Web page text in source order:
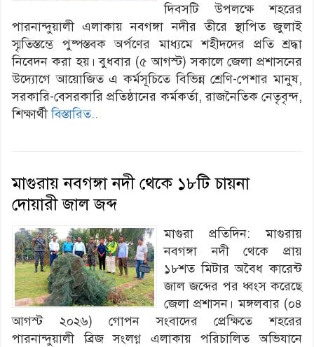
দিবসটি উপলক্ষে শহরের
পারনান্দুয়ালী এলাকায় নবগঙ্গা নদীর তীরে স্থাপিত জুলাই
স্মৃতিস্তম্ভে পুষ্পস্তবক অর্পণের মাধ্যমে শহীদদের প্রতি শ্রদ্ধা
নিবেদন করা হয়। বুধবার (৫ আগস্ট) সকালে জেলা প্রশাসনের
উদ্যোগে আয়োজিত এ কর্মসূচিতে বিভিন্ন শ্রেণি-পেশার মানুষ,
সরকারি-বেসরকারি প্রতিষ্ঠানের কর্মকর্তা, রাজনৈতিক নেতৃবৃন্দ,
শিক্ষার্থীবিস্তারিত..
মাগুরায় নবগঙ্গা নদী থেকে ১৮টি চায়না
দোয়ারী জাল জব্দ
মাগুরা প্রতিদিন: মাগুরায়
নবগঙ্গা নদী থেকে প্রায়
১৮শত মিটার অবৈধ কারেন্ট
জাল জব্দের পর ধ্বংস করেছে
জেলা প্রশাসন। মঙ্গলবার (০৪
আগস্ট ২০২৬) গোপন সংবাদের প্রেক্ষিতে শহরের
পারনান্দুয়ালী ব্রিজ সংলগ্ন এলাকায় পরিচালিত অভিযানে